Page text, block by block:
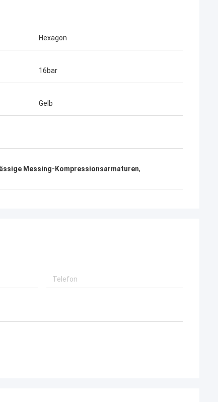
Hexagon
16bar
Gelb
Messing-Kompressionsarmaturen,